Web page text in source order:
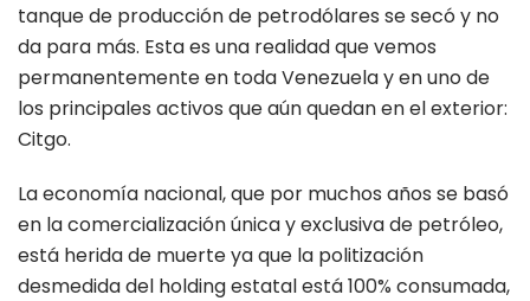
tanque de producción de petrodólares se secó y no
da para más. Esta es una realidad que vemos
permanentemente en toda Venezuela y en uno de
los principales activos que aún quedan en el exterior:
Citgo.
La economía nacional, que por muchos años se basó
en la comercialización única y exclusiva de petróleo,
está herida de muerte ya que la politización
desmedida del holding estatal está 100% consumada,